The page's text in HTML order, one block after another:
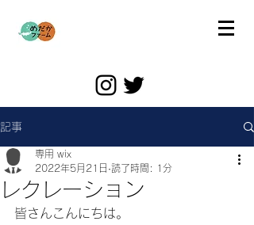
記事
レクレーション
専用 wix
2022年5月21日 読了時間: 1分
皆さんこんにちは。